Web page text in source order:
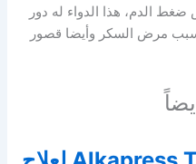
الدم، هذا الدواء له دور
مرض السكر وأيضا قصور